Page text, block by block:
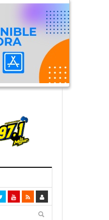
Contraloría Ciudadana’